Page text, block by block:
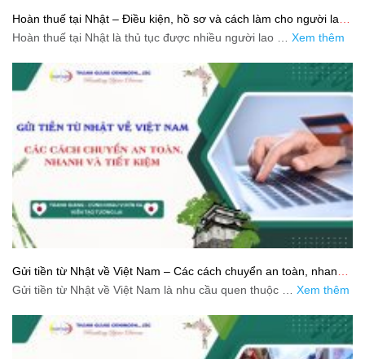
Hoàn thuế tại Nhật – Điều kiện, hồ sơ và cách làm cho người lao
động
Hoàn thuế tại Nhật là thủ tục được nhiều người lao … Xem thêm
Gửi tiền từ Nhật về Việt Nam – Các cách chuyển an toàn, nhanh
và tiết kiệm
Gửi tiền từ Nhật về Việt Nam là nhu cầu quen thuộc … Xem thêm